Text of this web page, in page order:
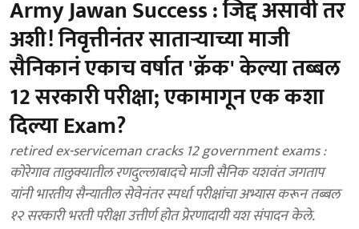
Army Jawan Success : जिद्द असावी तर
अशी! निवृत्तीनंतर साताऱ्याच्या माजी
सैनिकानं एकाच वर्षात 'क्रॅक' केल्या तब्बल
12 सरकारी परीक्षा; एकामागून एक कशा
दिल्या Exam?
retired ex-serviceman cracks 12 government exams :
कोरेगाव तालुक्यातील रणदुल्लाबादचे माजी सैनिक यशवंत जगताप
यांनी भारतीय सैन्यातील सेवेनंतर स्पर्धा परीक्षांचा अभ्यास करून तब्बल
१२ सरकारी भरती परीक्षा उत्तीर्ण होत प्रेरणादायी यश संपादन केले.